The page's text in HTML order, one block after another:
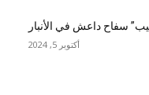
سفاح داعش في الأنبار
أكتوبر 5, 2024